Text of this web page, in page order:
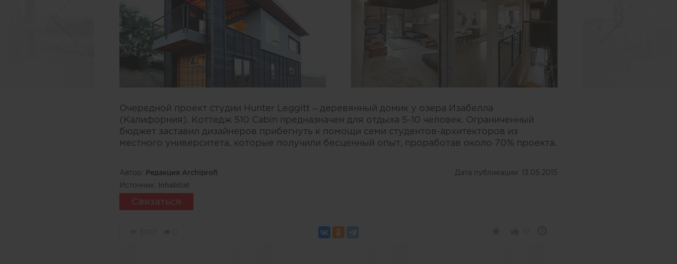
Очередной проект студии Hunter Leggitt – деревянный домик у озера Изабелла
(Калифорния). Коттедж 510 Cabin предназначен для отдыха 5-10 человек. Ограниченный
бюджет заставил дизайнеров прибегнуть к помощи семи студентов-архитекторов из
местного университета, которые получили бесценный опыт, проработав около 70% проекта.
Автор: Редакция Archiprofi Дата публикации: 13.05.2015
Источник: Inhabitat
Связаться